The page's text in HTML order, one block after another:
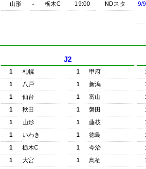
山形
- 栃木C 19:00 NDスタ
9/
J2
1 札幌 1
甲府
1
八戸 1
新潟
1
仙台 1
富山
1
秋田 1
磐田
1
山形 1
藤枝
1
いわき 1
徳島
1
栃木C 1
今治
1
大宮 1
鳥栖